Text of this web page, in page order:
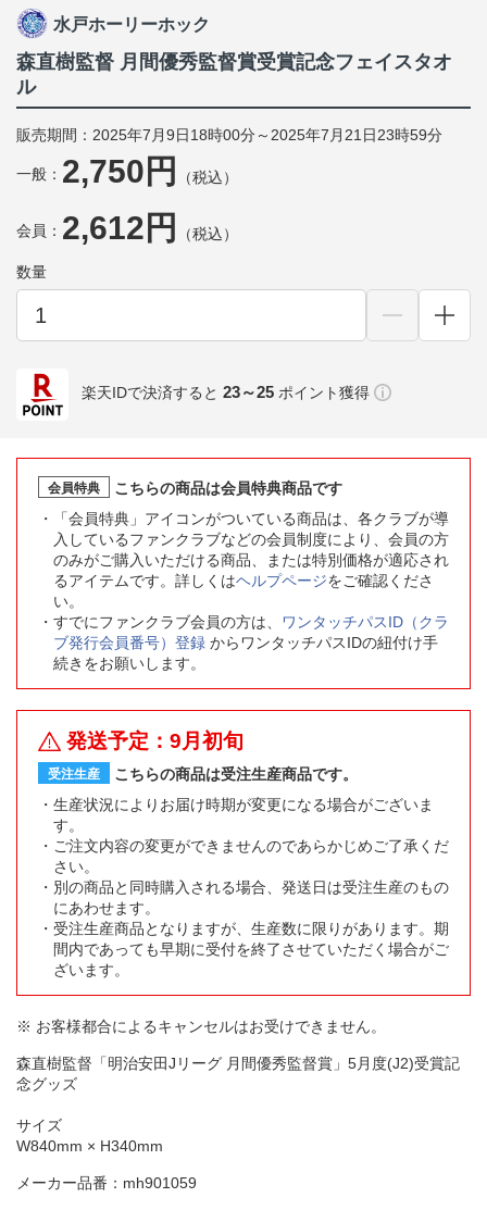
水戸ホーリーホック
森直樹監督 月間優秀監督賞受賞記念フェイスタオ
ル
販売期間：2025年7月9日18時00分～2025年7月21日23時59分
一般： 2,750円 （税込）
会員： 2,612円 （税込）
数量
楽天IDで決済すると 23～25 ポイント獲得
会員特典
こちらの商品は会員特典商品です
「会員特典」アイコンがついている商品は、各クラブが導
入しているファンクラブなどの会員制度により、会員の方
のみがご購入いただける商品、または特別価格が適応され
るアイテムです。詳しくはヘルプページをご確認くださ
い。
すでにファンクラブ会員の方は、
ワンタッチパスID（クラ
ブ発行会員番号）登録 からワンタッチパスIDの紐付け手
続きをお願いします。
発送予定：9月初旬
受注生産
こちらの商品は受注生産商品です。
生産状況によりお届け時期が変更になる場合がございま
す。
ご注文内容の変更ができませんのであらかじめご了承くだ
さい。
別の商品と同時購入される場合、発送日は受注生産のもの
にあわせます。
受注生産商品となりますが、生産数に限りがあります。期
間内であっても早期に受付を終了させていただく場合がご
ざいます。
※ お客様都合によるキャンセルはお受けできません。
森直樹監督「明治安田Jリーグ 月間優秀監督賞」5月度(J2)受賞記
念グッズ
サイズ
W840mm × H340mm
メーカー品番：mh901059